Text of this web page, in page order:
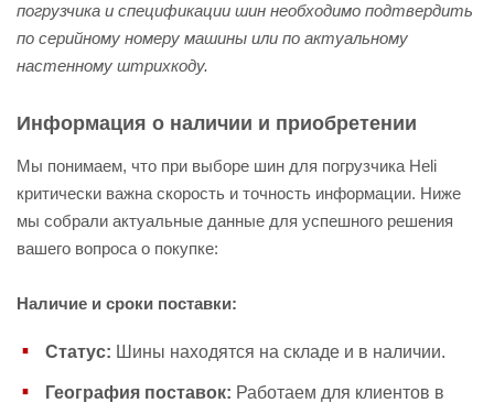
погрузчика и спецификации шин необходимо подтвердить
по серийному номеру машины или по актуальному
настенному штрихкоду.
Информация о наличии и приобретении
Мы понимаем, что при выборе шин для погрузчика Heli
критически важна скорость и точность информации. Ниже
мы собрали актуальные данные для успешного решения
вашего вопроса о покупке:
Наличие и сроки поставки:
Статус: Шины находятся на складе и в наличии.
География поставок: Работаем для клиентов в